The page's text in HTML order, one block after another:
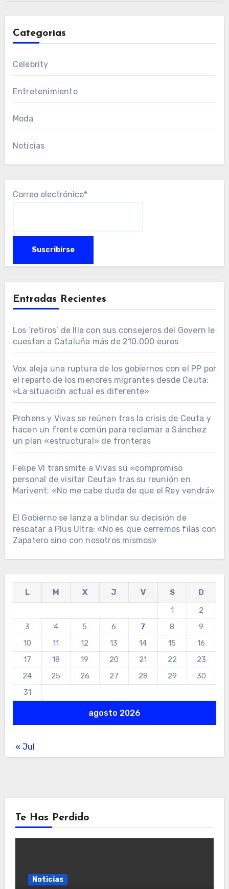
Categorías
Celebrity
Entretenimiento
Moda
Noticias
Correo electrónico*
Entradas Recientes
Los ‘retiros’ de Illa con sus consejeros del Govern le
cuestan a Cataluña más de 210.000 euros
Vox aleja una ruptura de los gobiernos con el PP por
el reparto de los menores migrantes desde Ceuta:
«La situación actual es diferente»
Prohens y Vivas se reúnen tras la crisis de Ceuta y
hacen un frente común para reclamar a Sánchez
un plan «estructural» de fronteras
Felipe VI transmite a Vivas su «compromiso
personal de visitar Ceuta» tras su reunión en
Marivent: «No me cabe duda de que el Rey vendrá»
El Gobierno se lanza a blindar su decisión de
rescatar a Plus Ultra: «No es que cerremos filas con
Zapatero sino con nosotros mismos»
agosto 2026
L M X J V S
D
1
2
3
4 5 6 7 8
9
10
11 12 13 14 15
16
17
18 19 20 21 22
23
24
25 26 27 28 29
30
31
« Jul
Te Has Perdido
Noticias